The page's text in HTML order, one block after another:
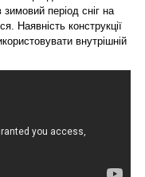
період сніг на
Наявність конструкції
внутрішній